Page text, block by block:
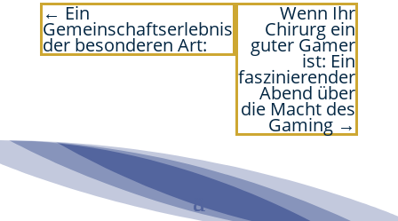
←Ein
Gemeinschaftserlebnis
der besonderen Art:
Wenn Ihr
Chirurg ein
guter Gamer
ist: Ein
faszinierender
Abend über
die Macht des
Gaming →